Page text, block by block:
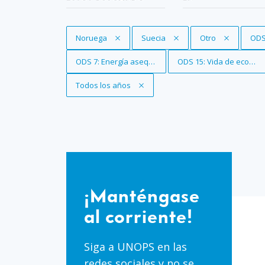
Eliminar filtro
Noruega Eliminar filtro
Suecia Eliminar filtro
Otro
Eliminar filtro
ODS 7: Energía asequible y no contaminante
Eliminar filtro
ODS 15: Vida de
Eliminar filtro
Todos los años
corriente!
¡Manténgase
al corriente!
Siga a UNOPS en las